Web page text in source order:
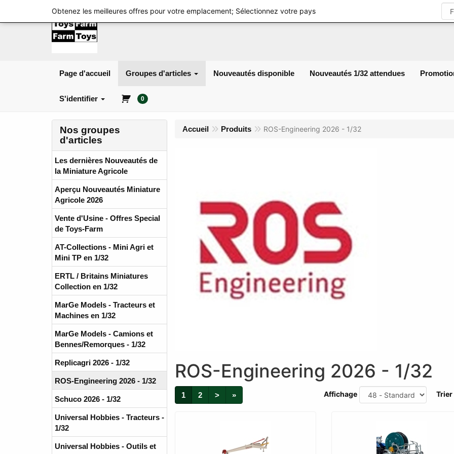
Page d'accueil Groupes d'articles Nouveautés disponible Nouveautés 1/32 attendues
S'identifier 0
Nos groupes
d'articles
Les dernières Nouveautés de
la Miniature Agricole
Aperçu Nouveautés Miniature
Agricole 2026
Vente d'Usine - Offres Special
de Toys-Farm
AT-Collections - Mini Agri et
Mini TP en 1/32
ERTL / Britains Miniatures
Collection en 1/32
MarGe Models - Tracteurs et
Machines en 1/32
MarGe Models - Camions et
Bennes/Remorques - 1/32
Replicagri 2026 - 1/32
ROS-Engineering 2026 - 1/32
Schuco 2026 - 1/32
Universal Hobbies - Tracteurs -
1/32
Universal Hobbies - Outils et
Accueil Produits ROS-Engineering 2026 - 1/32
ROS-Engineering 2026 - 1/32
1 2 > » Affichage Trier
Obtenez les meilleures offres pour votre emplacement; Sélectionnez votre pays